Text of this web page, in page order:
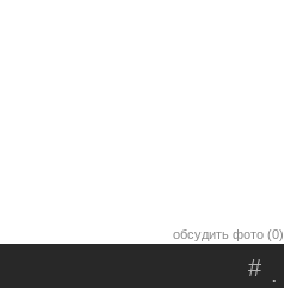
обсудить фото (0)
.
#